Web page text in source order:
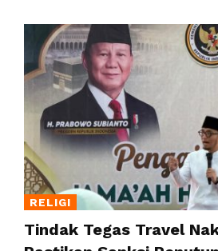
RELIGI
Tindak Tegas Travel